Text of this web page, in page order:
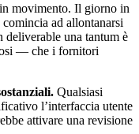
movimento. Il giorno in
ad allontanarsi
deliverable una tantum è
— che i fornitori
Qualsiasi
l’interfaccia utente
attivare una revisione